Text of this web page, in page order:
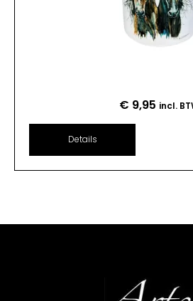
€ 9,95 incl.
Details